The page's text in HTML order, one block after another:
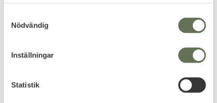
Nödvändig
Inställningar
Statistik
Nödfilt Silver Survival
Rescue Poncho
Lägg till i favoriter
Leatherman Raptor